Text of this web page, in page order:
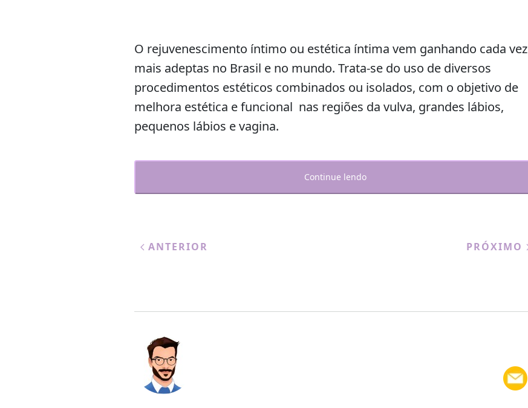
para
baixo
para
ou
O rejuvenescimento íntimo ou estética íntima vem ganhando cada vez
mais adeptas no Brasil e no mundo. Trata-se do uso de diversos
procedimentos estéticos combinados ou isolados, com o objetivo de
melhora estética e funcional nas regiões da vulva, grandes lábios,
pequenos lábios e vagina.
Continue lendo
ANTERIOR PRÓXIMO